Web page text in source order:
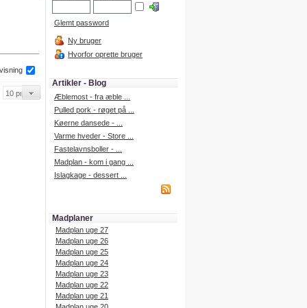
Glemt password
Ny bruger
Hvorfor oprette bruger
Artikler - Blog
Æblemost - fra æble ...
Pulled pork - røget på ...
Køerne dansede - ...
Varme hveder - Store ...
Fastelavnsboller - ...
Madplan - kom i gang ...
Islagkage - dessert ...
Madplaner
Madplan uge 27
Madplan uge 26
Madplan uge 25
Madplan uge 24
Madplan uge 23
Madplan uge 22
Madplan uge 21